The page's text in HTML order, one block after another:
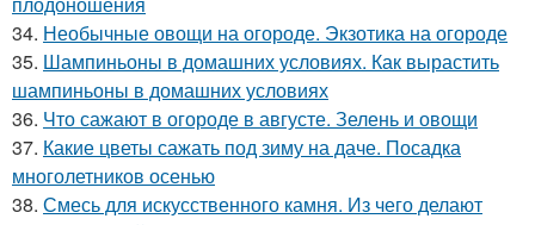
34. Необычные овощи на огороде. Экзотика на огороде
35. Шампиньоны в домашних условиях. Как вырастить
шампиньоны в домашних условиях
36. Что сажают в огороде в августе. Зелень и овощи
37. Какие цветы сажать под зиму на даче. Посадка
многолетников осенью
38. Смесь для искусственного камня. Из чего делают